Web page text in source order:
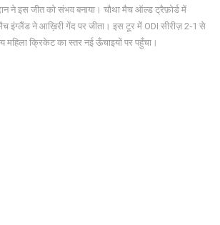
ने इस जीत को संभव बनाया। चौथा मैच ऑल्ड ट्रैफ़ोर्ड में
मैच इंग्लैंड ने आख़िरी गेंद पर जीता। इस टूर में ODI सीरीज़ 2‑1 से
महिला क्रिकेट का स्तर नई ऊँचाइयों पर पहुँचा।